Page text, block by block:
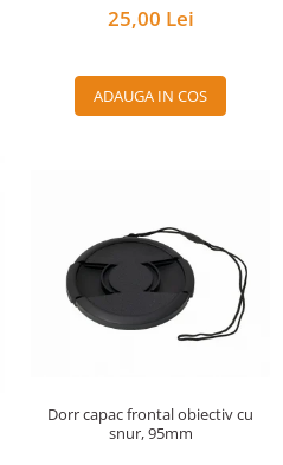
25,00 Lei
ADAUGA IN COS
Dorr capac frontal obiectiv cu
snur, 95mm